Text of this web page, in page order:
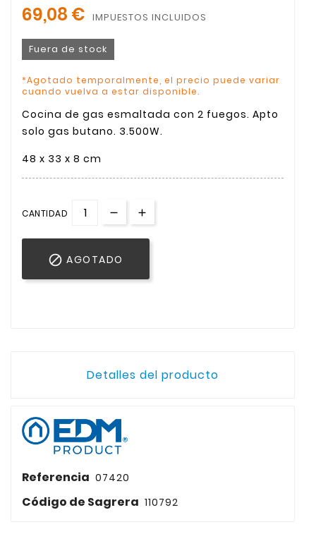
69,08 € IMPUESTOS INCLUIDOS
Fuera de stock
*Agotado temporalmente, el precio puede variar
cuando vuelva a estar disponible.
Cocina de gas esmaltada con 2 fuegos. Apto
solo gas butano. 3.500W.
48 x 33 x 8 cm
CANTIDAD
 AGOTADO
Detalles del producto
Referencia 07420
Código de Sagrera 110792